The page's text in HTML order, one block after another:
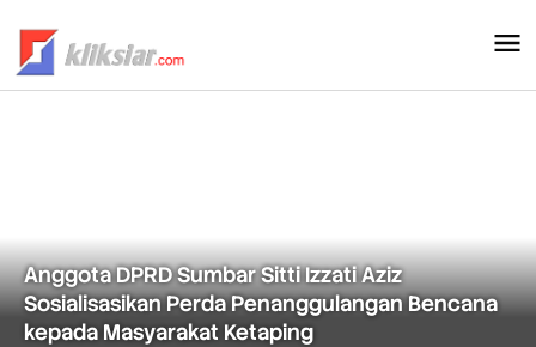
konten
Anggota DPRD Sumbar Sitti Izzati Aziz
Sosialisasikan Perda Penanggulangan Bencana
kepada Masyarakat Ketaping